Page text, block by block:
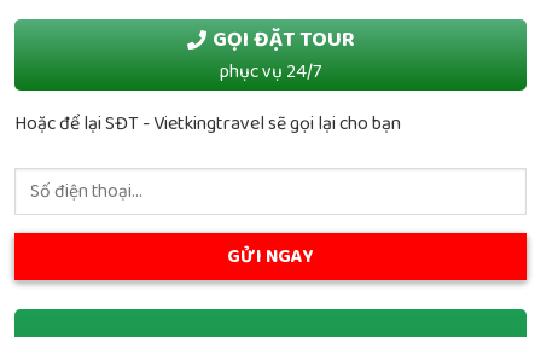
GỌI ĐẶT TOUR
phục vụ 24/7
Hoặc để lại SĐT - Vietkingtravel sẽ gọi lại cho bạn